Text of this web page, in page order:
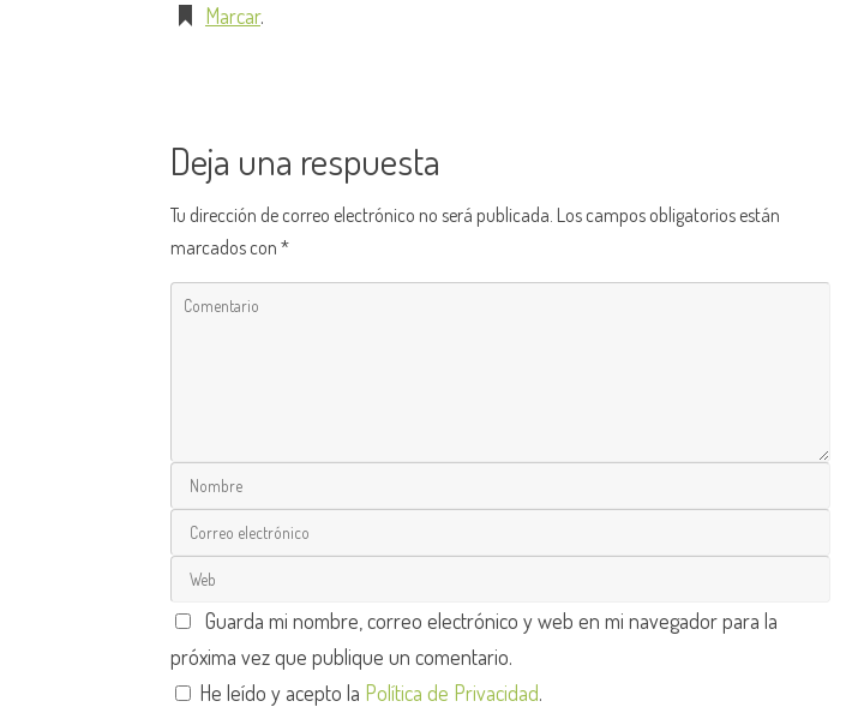
Marcar.
Deja una respuesta
Tu dirección de correo electrónico no será publicada. Los campos obligatorios están
marcados con*
Guarda mi nombre, correo electrónico y web en mi navegador para la
próxima vez que publique un comentario.
He leído y acepto la Política de Privacidad.